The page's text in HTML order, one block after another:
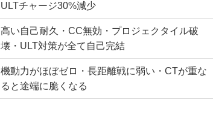
ULTチャージ30%減少
高い自己耐久・CC無効・プロジェクタイル破
壊・ULT対策が全て自己完結
機動力がほぼゼロ・長距離戦に弱い・CTが重な
ると途端に脆くなる